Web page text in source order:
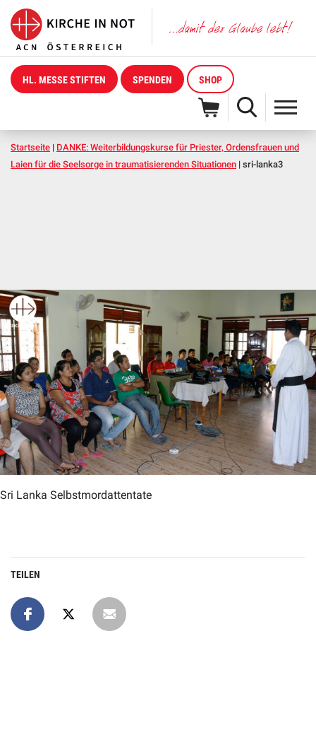
HL. MESSE STIFTEN SPENDEN SHOP
Startseite | DANKE: Weiterbildungskurse für Priester, Ordensfrauen und
Laien für die Seelsorge in traumatisierenden Situationen | sri-lanka3
Sri Lanka Selbstmordattentate
TEILEN